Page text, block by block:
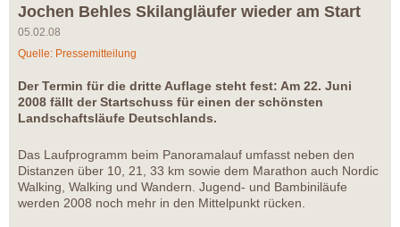
Jochen Behles Skilangläufer wieder am Start
05.02.08
Quelle: Pressemitteilung
Der Termin für die dritte Auflage steht fest: Am 22. Juni
2008 fällt der Startschuss für einen der schönsten
Landschaftsläufe Deutschlands.
Das Laufprogramm beim Panoramalauf umfasst neben den
Distanzen über 10, 21, 33 km sowie dem Marathon auch Nordic
Walking, Walking und Wandern. Jugend- und Bambiniläufe
werden 2008 noch mehr in den Mittelpunkt rücken.